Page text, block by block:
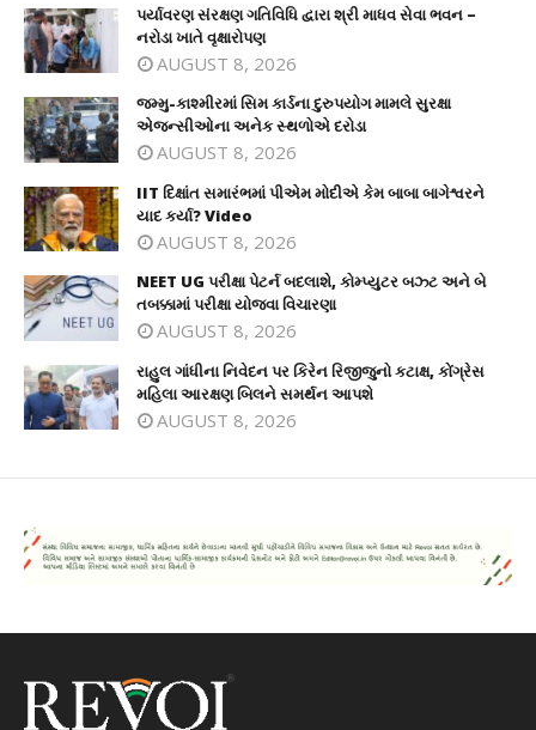
પર્યાવરણ સંરક્ષણ ગતિવિધિ દ્વારા શ્રી માધવ સેવા ભવન –
નરોડા ખાતે વૃક્ષારોપણ
AUGUST 8, 2026
જમ્મુ-કાશ્મીરમાં સિમ કાર્ડના દુરુપયોગ મામલે સુરક્ષા
એજન્સીઓના અનેક સ્થળોએ દરોડા
AUGUST 8, 2026
IIT દિક્ષાંત સમારંભમાં પીએમ મોદીએ કેમ બાબા બાગેશ્વરને
યાદ કર્યા? Video
AUGUST 8, 2026
NEET UG પરીક્ષા પેટર્ન બદલાશે, કોમ્પ્યુટર બઝ્ટ અને બે
તબક્કામાં પરીક્ષા યોજવા વિચારણા
AUGUST 8, 2026
રાહુલ ગાંધીના નિવેદન પર કિરેન રિજીજુનો કટાક્ષ, કોંગ્રેસ
મહિલા આરક્ષણ બિલને સમર્થન આપશે
AUGUST 8, 2026